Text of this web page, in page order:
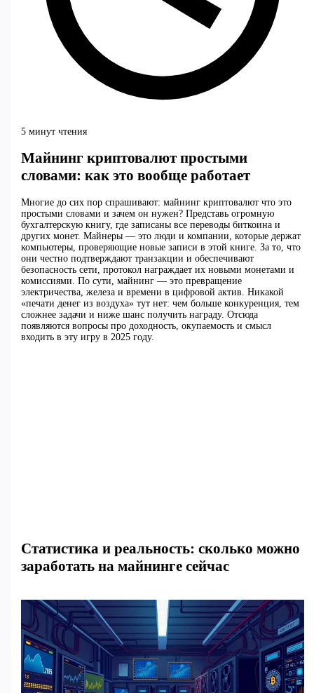
5 минут чтения
Майнинг криптовалют простыми
словами: как это вообще работает
Многие до сих пор спрашивают: майнинг криптовалют что это
простыми словами и зачем он нужен? Представь огромную
бухгалтерскую книгу, где записаны все переводы биткоина и
других монет. Майнеры — это люди и компании, которые держат
компьютеры, проверяющие новые записи в этой книге. За то, что
они честно подтверждают транзакции и обеспечивают
безопасность сети, протокол награждает их новыми монетами и
комиссиями. По сути, майнинг — это превращение
электричества, железа и времени в цифровой актив. Никакой
«печати денег из воздуха» тут нет: чем больше конкуренция, тем
сложнее задачи и ниже шанс получить награду. Отсюда
появляются вопросы про доходность, окупаемость и смысл
входить в эту игру в 2025 году.
Статистика и реальность: сколько можно
заработать на майнинге сейчас